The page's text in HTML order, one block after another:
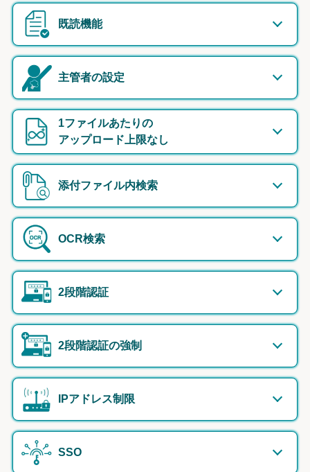
既読機能
主管者の設定
1ファイルあたりの
アップロード上限なし
添付ファイル内検索
OCR検索
2段階認証
2段階認証の強制
IPアドレス制限
SSO